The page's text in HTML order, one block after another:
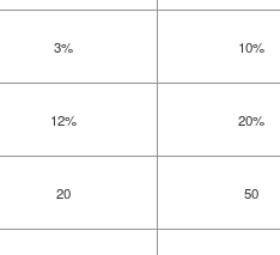
3% 10%
12% 20%
20 50